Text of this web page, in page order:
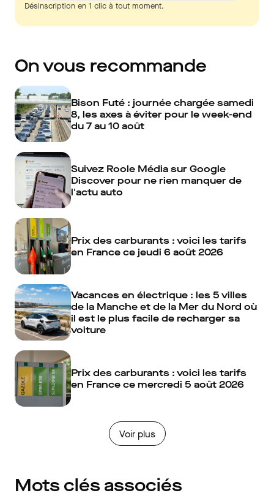
Désinscription en 1 clic à tout moment.
On vous recommande
Bison Futé : journée chargée samedi
8, les axes à éviter pour le week-end
du 7 au 10 août
Suivez Roole Média sur Google
Discover pour ne rien manquer de
l'actu auto
Prix des carburants : voici les tarifs
en France ce jeudi 6 août 2026
Vacances en électrique : les 5 villes
de la Manche et de la Mer du Nord où
il est le plus facile de recharger sa
voiture
Prix des carburants : voici les tarifs
en France ce mercredi 5 août 2026
Voir plus
Mots clés associés